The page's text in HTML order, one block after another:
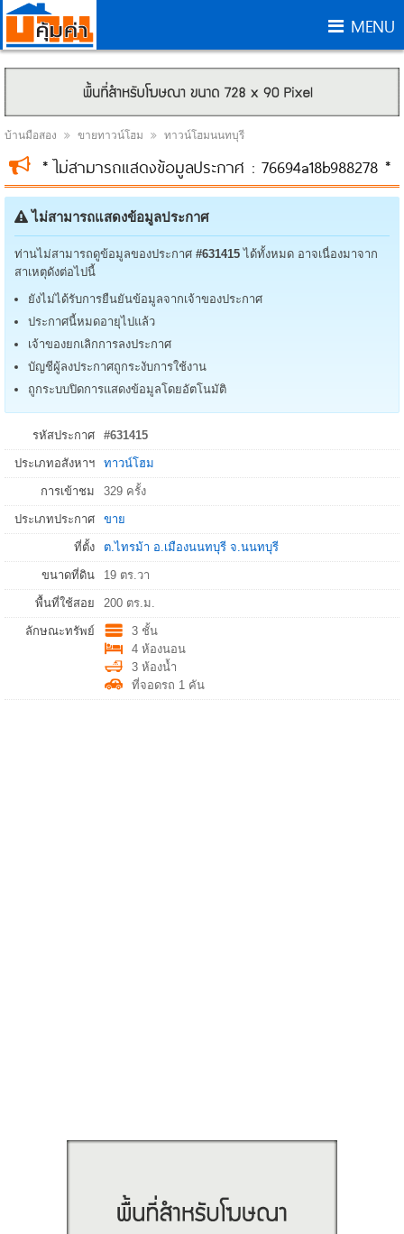
MENU
บ้านมือสอง ขายทาวน์โฮม ทาวน์โฮมนนทบุรี
* ไม่สามารถแสดงข้อมูลประกาศ : 76694a18b988278 *
ไม่สามารถแสดงข้อมูลประกาศ
ท่านไม่สามารถดูข้อมูลของประกาศ #631415 ได้ทั้งหมด อาจเนื่องมาจาก
สาเหตุดังต่อไปนี้
ยังไม่ได้รับการยืนยันข้อมูลจากเจ้าของประกาศ
ประกาศนี้หมดอายุไปแล้ว
เจ้าของยกเลิกการลงประกาศ
บัญชีผู้ลงประกาศถูกระงับการใช้งาน
ถูกระบบปิดการแสดงข้อมูลโดยอัตโนมัติ
รหัสประกาศ #631415
ประเภทอสังหาฯ ทาวน์โฮม
การเข้าชม 329 ครั้ง
ประเภทประกาศ ขาย
ที่ตั้ง ต.ไทรม้า อ.เมืองนนทบุรี จ.นนทบุรี
ขนาดที่ดิน 19 ตร.วา
พื้นที่ใช้สอย 200 ตร.ม.
ลักษณะทรัพย์
3 ชั้น
4 ห้องนอน
3 ห้องน้ำ
ที่จอดรถ 1 คัน